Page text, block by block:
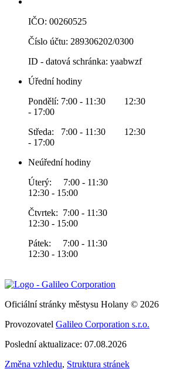
IČO: 00260525
Číslo účtu: 289306202/0300
ID - datová schránka: yaabwzf
Úřední hodiny
Pondělí: 7:00 - 11:30 12:30
- 17:00
Středa: 7:00 - 11:30 12:30
- 17:00
Neúřední hodiny
Úterý: 7:00 - 11:30
12:30 - 15:00
Čtvrtek: 7:00 - 11:30
12:30 - 15:00
Pátek: 7:00 - 11:30
12:30 - 13:00
Oficiální stránky městysu Holany © 2026
Provozovatel Galileo Corporation s.r.o.
Poslední aktualizace: 07.08.2026
Změna vzhledu, Struktura stránek